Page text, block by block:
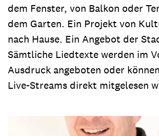
dem Fenster, von Balkon oder
dem Garten. Ein Projekt von
nach Hause. Ein Angebot der
Sämtliche Liedtexte werden im
Ausdruck angeboten oder
Live-Streams direkt mitgelesen